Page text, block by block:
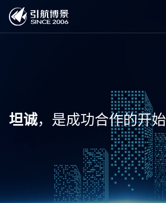
坦诚，是成功合作的开始